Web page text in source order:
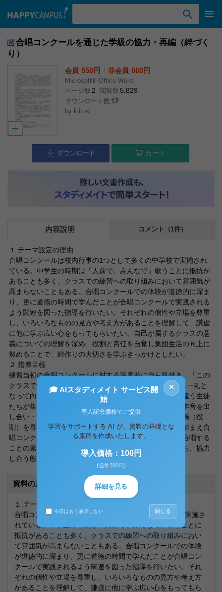
合唱コンクールを通じた学級の協力・再編（絆づく
り）
会員 550円 非会員 660円
Microsoft® Office Word
ページ数 2 閲覧数 5,829
ダウンロード数 12
by kiitos
ダウンロード カート
内容説明 コメント（1件）
１.テーマ設定の理由
合唱コンクールは校内行事の1つとして多くの中学校で実施され
ている。中学生の時期は「人前で、みんなで」歌うことに抵抗が
あることも多く、クラスでの練習への取り組みにおいて雰囲気が
高まらないこともある。合唱コンクールでの体験が道徳的に深ま
り、更に道徳の時間で学んだことが合唱コンクールで実践される
よう関連を図った指導を行いたい。それぞれの個性や立場を尊重
し、いろいろなものの見方や考え方があることを理解して、謙虚
に他に学ぶ広い心をもってもらいたい。自己が属するクラスの意
義についての理解を深め、役割と責任を自覚し集団生活の向上に
努めることで、絆作りの大切さを学ぶきっかけとしたい。
２.指導目標
練習当初の合唱コンクールに対する温度差に自ら気付き、「この
クラスで合唱コンクールを成功させる」いう1つの目標に一丸と
なって向かう心の準備・環境を整える。考え方や個性の違う生徒
たちが集まった学級という集団の中で、ぶつかり合い・本音を出
し合い・理解しあい・歩み寄ることで、各人の個性や立場（役
割）を尊重し理解する。コンクール終了後には、反省を踏まえ合
唱コンクールを通して学んだことを考えさせる。学級で合唱する
ことの素晴らしさを知り、学級の一員としての自覚を持ち、協力
し合う態度を育てる。
資料の原本内容
１.テーマ設定の理由
合唱コンクールは校内行事の1つとして多くの中学校で実施さ
れている。中学生の時期は「人前で、みんなで」歌うことに
抵抗があることも多く、クラスでの練習への取り組みにおい
て雰囲気が高まらないこともある。合唱コンクールでの体験
が道徳的に深まり、更に道徳の時間で学んだことが合唱コン
クールで実践されるよう関連を図った指導を行いたい。それ
ぞれの個性や立場を尊重し、いろいろなものの見方や考え方
があることを理解して、謙虚に他に学ぶ広い心をもってもら
×
🎓 AIスタディメイト サービス開
始
導入記念価格でご提供
学習をサポートする AI が、資料の基礎とな
る原稿を作成いたします。
導入価格：100円
(通常200円)
詳細を見る
今日はもう表示しない 閉じる